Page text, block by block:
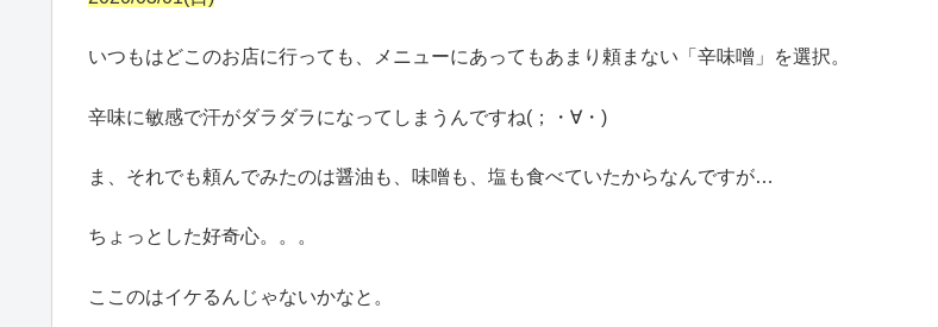
いつもはどこのお店に行っても、メニューにあってもあまり頼まない「辛味噌」を選択。
辛味に敏感で汗がダラダラになってしまうんですね(；・∀・)
ま、それでも頼んでみたのは醤油も、味噌も、塩も食べていたからなんですが…
ちょっとした好奇心。。。
ここのはイケるんじゃないかなと。